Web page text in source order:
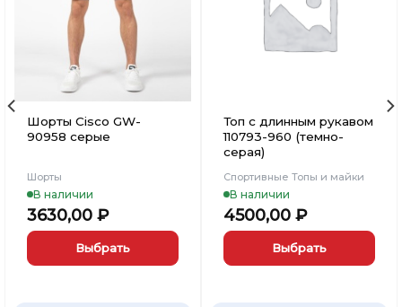
Вишлист
Шорты Cisco GW-
90958 серые
Шорты
В наличии
3630,00 ₽
Выбрать
Вишлист
Топ с длинным рукавом
110793-960 (темно-
серая)
Спортивные Топы и майки
В наличии
4500,00 ₽
Выбрать